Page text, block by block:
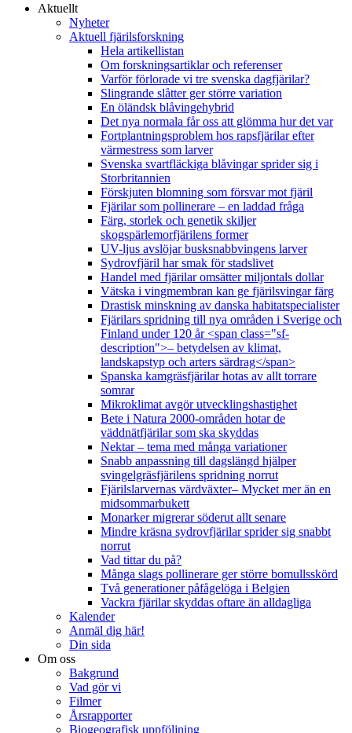
Aktuellt
Nyheter
Aktuell fjärilsforskning
Hela artikellistan
Om forskningsartiklar och referenser
Varför förlorade vi tre svenska dagfjärilar?
Slingrande slåtter ger större variation
En öländsk blåvingehybrid
Det nya normala får oss att glömma hur det var
Fortplantningsproblem hos rapsfjärilar efter
värmestress som larver
Svenska svartfläckiga blåvingar sprider sig i
Storbritannien
Förskjuten blomning som försvar mot fjäril
Fjärilar som pollinerare – en laddad fråga
Färg, storlek och genetik skiljer
skogspärlemorfjärilens former
UV-ljus avslöjar busksnabbvingens larver
Sydrovfjäril har smak för stadslivet
Handel med fjärilar omsätter miljontals dollar
Vätska i vingmembran kan ge fjärilsvingar färg
Drastisk minskning av danska habitatspecialister
Fjärilars spridning till nya områden i Sverige och
Finland under 120 år <span class="sf-
description">– betydelsen av klimat,
landskapstyp och arters särdrag</span>
Spanska kamgräsfjärilar hotas av allt torrare
somrar
Mikroklimat avgör utvecklingshastighet
Bete i Natura 2000-områden hotar de
väddnätfjärilar som ska skyddas
Nektar – tema med många variationer
Snabb anpassning till dagslängd hjälper
svingelgräsfjärilens spridning norrut
Fjärilslarvernas värdväxter– Mycket mer än en
midsommarbukett
Monarker migrerar söderut allt senare
Mindre kräsna sydrovfjärilar sprider sig snabbt
norrut
Vad tittar du på?
Många slags pollinerare ger större bomullsskörd
Två generationer påfågelöga i Belgien
Vackra fjärilar skyddas oftare än alldagliga
Kalender
Anmäl dig här!
Din sida
Om oss
Bakgrund
Vad gör vi
Filmer
Årsrapporter
Biogeografisk uppföljning